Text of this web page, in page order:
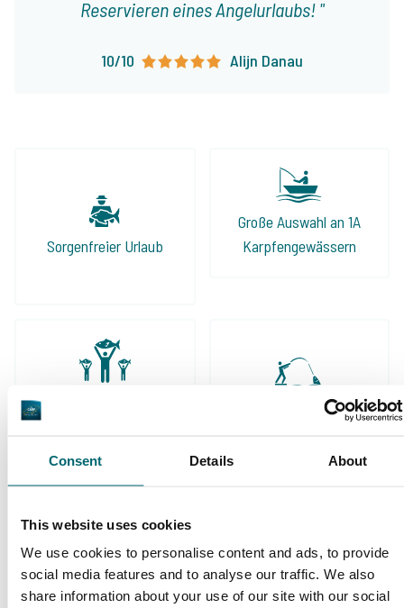
Consent Details About
This website uses cookies
We use cookies to personalise content and ads, to provide
social media features and to analyse our traffic. We also
share information about your use of our site with our social
Reservieren eines Angelurlaubs!
10/10 Alijn Danau
Sorgenfreier Urlaub
Große Auswahl an 1A
Karpfengewässern
Von und für
Diese Firmen sind Ihnen bereits
vorausgegangen!